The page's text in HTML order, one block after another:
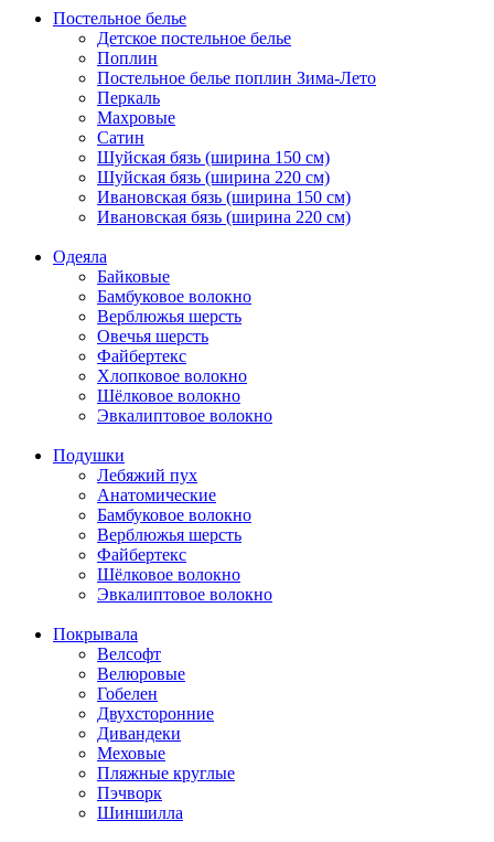
Постельное белье
Детское постельное белье
Поплин
Постельное белье поплин Зима-Лето
Перкаль
Махровые
Сатин
Шуйская бязь (ширина 150 см)
Шуйская бязь (ширина 220 см)
Ивановская бязь (ширина 150 см)
Ивановская бязь (ширина 220 см)
Одеяла
Байковые
Бамбуковое волокно
Верблюжья шерсть
Овечья шерсть
Файбертекс
Хлопковое волокно
Шёлковое волокно
Эвкалиптовое волокно
Подушки
Лебяжий пух
Анатомические
Бамбуковое волокно
Верблюжья шерсть
Файбертекс
Шёлковое волокно
Эвкалиптовое волокно
Покрывала
Велсофт
Велюровые
Гобелен
Двухсторонние
Дивандеки
Меховые
Пляжные круглые
Пэчворк
Шиншилла